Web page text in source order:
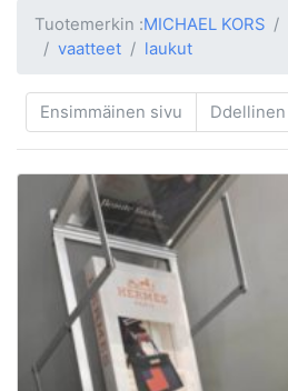
Tuotemerkin :MICHAEL KORS
vaatteet
laukut
Ensimmäinen sivu Ddellinen